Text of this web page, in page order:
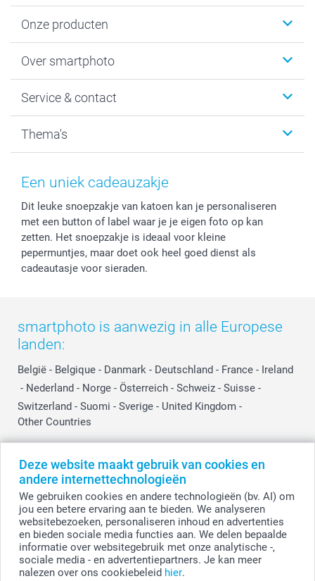
Deze website maakt gebruik van cookies en
andere internettechnologieën
We gebruiken cookies en andere technologieën (bv. AI) om
jou een betere ervaring aan te bieden. We analyseren
websitebezoeken, personaliseren inhoud en advertenties
en bieden sociale media functies aan. We delen bepaalde
informatie over websitegebruik met onze analytische -,
sociale media - en advertentiepartners. Je kan meer
nalezen over ons cookiebeleid hier.
Onze producten
Fotoboeken
Fotocadeaus
Kaarten
Over smartphoto
Vacatures
Bestelproces
Herroepingsrecht
Cookiebeleid
Reviews
Prijslijst
Investor Relations
Service & contact
Tevredenheidsgarantie
Mijn orderstatus
smartfriends
service@smartphoto.nl
Affiliate partnerprogramma
Partnerships
Thema's
Baby
Vaderdag
Huwelijk
Een uniek cadeauzakje
Dit leuke snoepzakje van katoen kan je personaliseren
met een button of label waar je je eigen foto op kan
zetten. Het snoepzakje is ideaal voor kleine
pepermuntjes, maar doet ook heel goed dienst als
cadeautasje voor sieraden.
smartphoto is aanwezig in alle Europese
landen:
België - Belgique - Danmark - Deutschland - France - Ireland
- Nederland - Norge - Österreich - Schweiz - Suisse -
Switzerland - Suomi - Sverige - United Kingdom -
Other Countries
© smartphoto group. Alle rechten voorbehouden.Disclaimer
Alle prijzen zijn in EURO (€) inclusief BTW en exclusief verzendkosten.